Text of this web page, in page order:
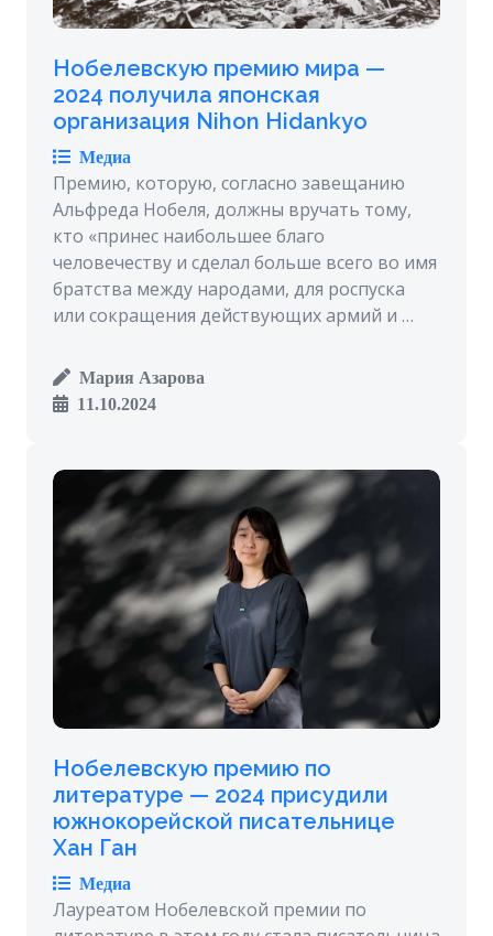
Нобелевскую премию мира —
2024 получила японская
организация Nihon Hidankyo
Медиа
Премию, которую, согласно завещанию
Альфреда Нобеля, должны вручать тому,
кто «принес наибольшее благо
человечеству и сделал больше всего во имя
братства между народами, для роспуска
или сокращения действующих армий и …
Мария Азарова
11.10.2024
Нобелевскую премию по
литературе — 2024 присудили
южнокорейской писательнице
Хан Ган
Медиа
Лауреатом Нобелевской премии по